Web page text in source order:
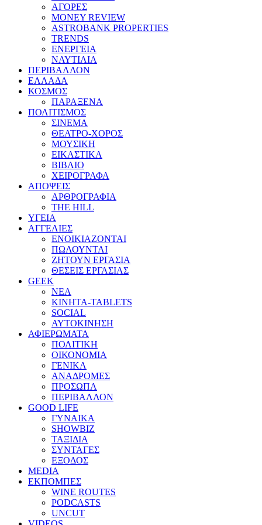
ΑΓΟΡΕΣ
MONEY REVIEW
ASTROBANK PROPERTIES
TRENDS
ΕΝΕΡΓΕΙΑ
ΝΑΥΤΙΛΙΑ
ΠΕΡΙΒΑΛΛΟΝ
ΕΛΛΑΔΑ
ΚΟΣΜΟΣ
ΠΑΡΑΞΕΝΑ
ΠΟΛΙΤΙΣΜΟΣ
ΣΙΝΕΜΑ
ΘΕΑΤΡΟ-ΧΟΡΟΣ
ΜΟΥΣΙΚΗ
ΕΙΚΑΣΤΙΚΑ
ΒΙΒΛΙΟ
ΧΕΙΡΟΓΡΑΦΑ
ΑΠΟΨΕΙΣ
ΑΡΘΡΟΓΡΑΦΙΑ
THE HILL
ΥΓΕΙΑ
ΑΓΓΕΛΙΕΣ
ΕΝΟΙΚΙΑΖΟΝΤΑΙ
ΠΩΛΟΥΝΤΑΙ
ΖΗΤΟΥΝ ΕΡΓΑΣΙΑ
ΘΕΣΕΙΣ ΕΡΓΑΣΙΑΣ
GEEK
ΝΕΑ
ΚΙΝΗΤΑ-TABLETS
SOCIAL
ΑΥΤΟΚΙΝΗΣΗ
ΑΦΙΕΡΩΜΑΤΑ
ΠΟΛΙΤΙΚΗ
ΟΙΚΟΝΟΜΙΑ
ΓΕΝΙΚΑ
ΑΝΑΔΡΟΜΕΣ
ΠΡΟΣΩΠΑ
ΠΕΡΙΒΑΛΛΟΝ
GOOD LIFE
ΓΥΝΑΙΚΑ
SHOWBIZ
ΤΑΞΙΔΙΑ
ΣΥΝΤΑΓΕΣ
ΕΞΟΔΟΣ
MEDIA
ΕΚΠΟΜΠΕΣ
WINE ROUTES
PODCASTS
UNCUT